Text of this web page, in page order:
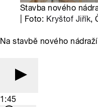
Stavba nového
| Foto: Kryštof Jiřík,
Na stavbě nového
1:45